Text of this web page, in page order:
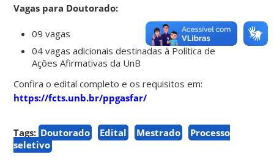
Vagas para Doutorado:
09 vagas
04 vagas adicionais destinadas à Política de
Ações Afirmativas da UnB
Confira o edital completo e os requisitos em:
https://fcts.unb.br/ppgasfar/
Tags: Doutorado Edital Mestrado
Processo
seletivo